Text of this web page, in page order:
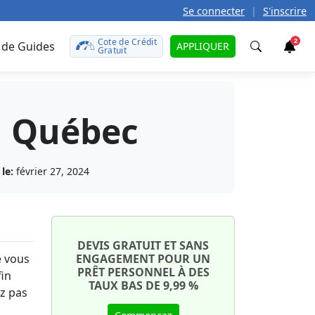
Se connecter | S'inscrire
?
de
Guides Cote de Crédit
Gratuit APPLIQUER 2
février 27, 2024
DEVIS GRATUIT ET SANS
ENGAGEMENT POUR UN
PRÊT PERSONNEL À DES
TAUX BAS DE 9,99 %
vous
pas